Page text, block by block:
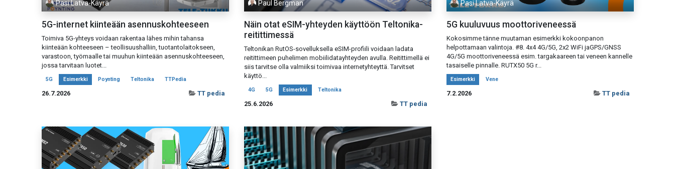
Pasi Latva-Käyrä
5G-internet kiinteään asennuskohteeseen
Toimiva 5G-yhteys voidaan rakentaa lähes mihin tahansa
kiinteään kohteeseen – teollisuushalliin, tuotantolaitokseen,
varastoon, työmaalle tai muuhun kiinteään asennuskohteeseen,
jossa tarvitaan luotet...
5G Esimerkki Poynting Teltonika TTPedia
26.7.2026 TT pedia
Paul Bergman
Näin otat eSIM-yhteyden käyttöön Teltonika-
reitittimessä
Teltonikan RutOS-sovelluksella eSIM-profiili voidaan ladata
reitittimeen puhelimen mobiilidatayhteyden avulla. Reitittimellä ei
siis tarvitse olla valmiiksi toimivaa internetyhteyttä. Tarvitset
käyttö...
4G 5G Esimerkki Teltonika
25.6.2026 TT pedia
Pasi Latva-Käyrä
5G kuuluvuus moottoriveneessä
Kokosimme tänne muutaman esimerkki kokoonpanon
helpottamaan valintoja. #8. 4x4 4G/5G, 2x2 WiFi jaGPS/GNSS
4G/5G moottoriveneessä esim. targakaareen tai veneen kannelle
tasaiselle pinnalle. RUTX50 5G r...
Esimerkki Vene
7.2.2026 TT pedia